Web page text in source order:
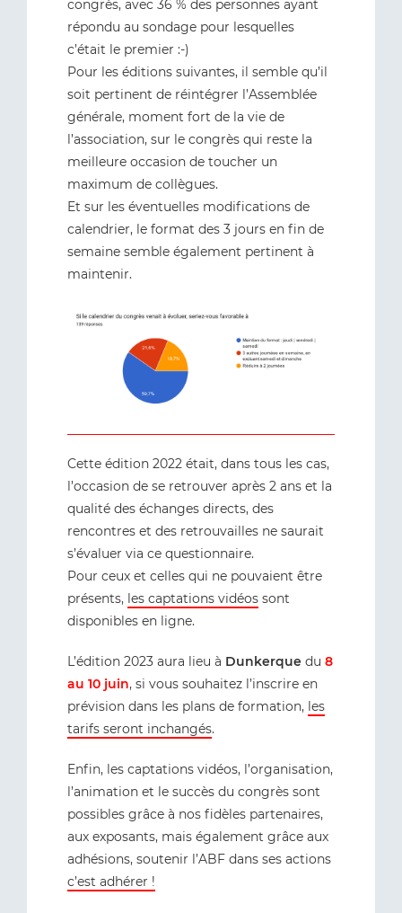
congrès, avec 36 % des personnes ayant
répondu au sondage pour lesquelles
c’était le premier :-)
Pour les éditions suivantes, il semble qu’il
soit pertinent de réintégrer l’Assemblée
générale, moment fort de la vie de
l’association, sur le congrès qui reste la
meilleure occasion de toucher un
maximum de collègues.
Et sur les éventuelles modifications de
calendrier, le format des 3 jours en fin de
semaine semble également pertinent à
maintenir.
Cette édition 2022 était, dans tous les cas,
l’occasion de se retrouver après 2 ans et la
qualité des échanges directs, des
rencontres et des retrouvailles ne saurait
s’évaluer via ce questionnaire.
Pour ceux et celles qui ne pouvaient être
présents, les captations vidéos sont
disponibles en ligne.
L’édition 2023 aura lieu à Dunkerque du 8
au 10 juin, si vous souhaitez l’inscrire en
prévision dans les plans de formation, les
tarifs seront inchangés.
Enfin, les captations vidéos, l’organisation,
l’animation et le succès du congrès sont
possibles grâce à nos fidèles partenaires,
aux exposants, mais également grâce aux
adhésions, soutenir l’ABF dans ses actions
c’est adhérer !